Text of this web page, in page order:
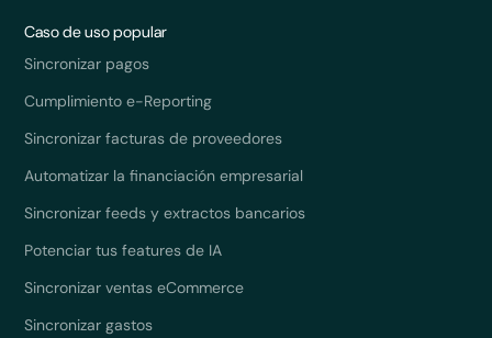
Caso de uso popular
Sincronizar pagos
Cumplimiento e-Reporting
Sincronizar facturas de proveedores
Automatizar la financiación empresarial
Sincronizar feeds y extractos bancarios
Potenciar tus features de IA
Sincronizar ventas eCommerce
Sincronizar gastos